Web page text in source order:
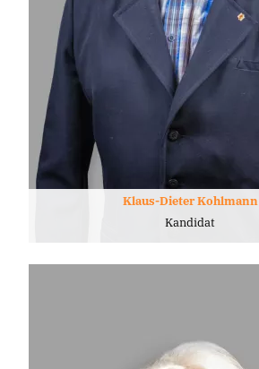
Klaus-Dieter Kohlmann
Kandidat